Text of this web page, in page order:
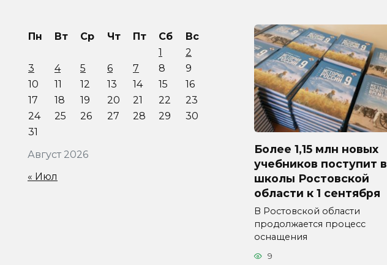
Более 1,15 млн новых
учебников поступит в
школы Ростовской
области к 1 сентября
В Ростовской области
продолжается процесс
оснащения
9
Август 2026
Пн Вт Ср Чт Пт Сб
Вс
1
2
3
4 5 6 7 8
9
10
11 12 13 14 15
16
17
18 19 20 21 22
23
24
25 26 27 28 29
30
31
« Июл